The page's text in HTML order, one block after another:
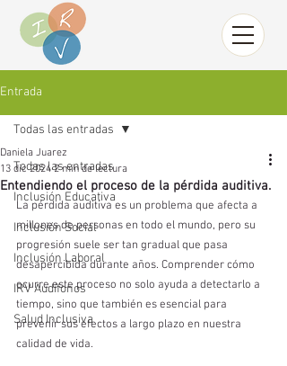
Entrada
Todas las entradas
Inclusión Educativa
Inclusión Social
Inclusión Laboral
IRV Audífonos
Salud Inclusiva
Todas las entradas
Entendiendo el proceso de la pérdida auditiva.
Daniela Juarez
13 dic 2024 2 min de lectura
La pérdida auditiva es un problema que afecta a
millones de personas en todo el mundo, pero su
progresión suele ser tan gradual que pasa
desapercibida durante años. Comprender cómo
ocurre este proceso no solo ayuda a detectarlo a
tiempo, sino que también es esencial para
prevenir sus efectos a largo plazo en nuestra
calidad de vida.